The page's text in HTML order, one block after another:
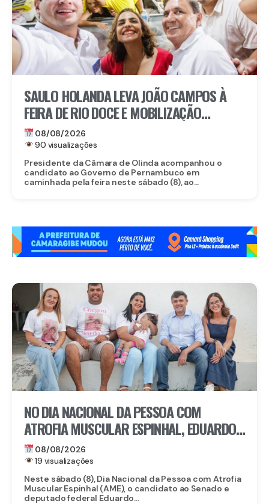
SAULO HOLANDA LEVA JOÃO CAMPOS À
FEIRA DE RIO DOCE E MOBILIZAÇÃO
IMPRESSIONA EM OLINDA
08/08/2026
90 visualizações
Presidente da Câmara de Olinda acompanhou o
candidato ao Governo de Pernambuco em
caminhada pela feira neste sábado (8), ao...
NO DIA NACIONAL DA PESSOA COM
ATROFIA MUSCULAR ESPINHAL, EDUARDO
DA FONTE DESTACA ACESSO A
MEDICAMENTO DE MAIS DE R$ 6 MILHÕES
08/08/2026
19 visualizações
Neste sábado (8), Dia Nacional da Pessoa com Atrofia
Muscular Espinhal (AME), o candidato ao Senado e
deputado federal Eduardo...